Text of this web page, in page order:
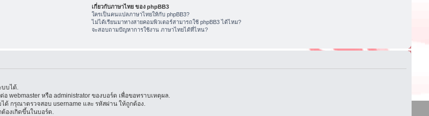
เกี่ยวกับภาษาไทย ของ phpBB3
ใครเป็นคนแปลภาษาไทยให้กับ phpBB3?
ไม่ได้เรียนมาทางสายคอมพิวเตอร์สามารถใช้ phpBB3 ได้ไหม?
จะสอบถามปัญหาการใช้งาน ภาษาไทยได้ที่ไหน?
บบได้.
หรือ administrator ของบอร์ด เพื่อขอทราบเหตุผล.
กรุณาตรวจสอบ username และ รหัสผ่าน ให้ถูกต้อง.
องเกิดขึ้นในบอร์ด.